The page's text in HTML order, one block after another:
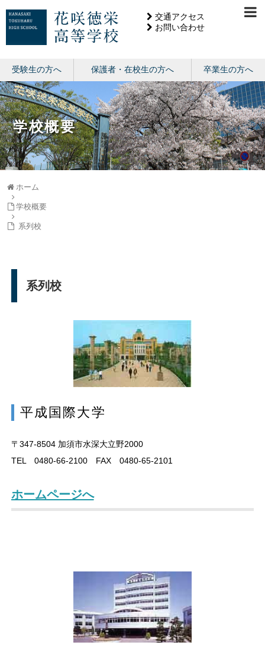
交通アクセス
お問い合わせ
受験生の方へ 保護者・在校生の方へ 卒業生の方へ
学校概要
ホーム
学校概要
系列校
系列校
平成国際大学
〒347-8504加須市水深大立野2000
TEL 0480-66-2100 FAX 0480-65-2101
ホームページへ